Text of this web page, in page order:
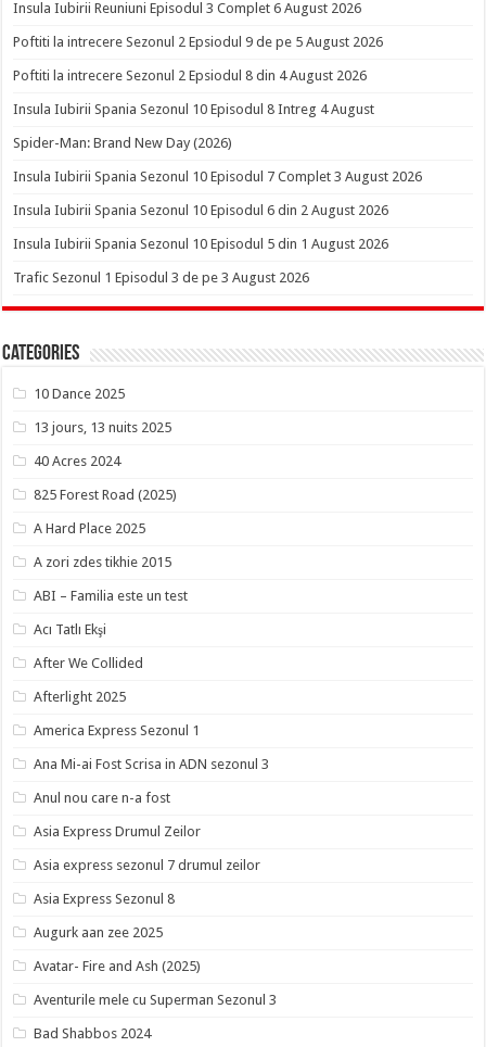
Insula Iubirii Reuniuni Episodul 3 Complet 6 August 2026
Poftiti la intrecere Sezonul 2 Epsiodul 9 de pe 5 August 2026
Poftiti la intrecere Sezonul 2 Epsiodul 8 din 4 August 2026
Insula Iubirii Spania Sezonul 10 Episodul 8 Intreg 4 August
Spider-Man: Brand New Day (2026)
Insula Iubirii Spania Sezonul 10 Episodul 7 Complet 3 August 2026
Insula Iubirii Spania Sezonul 10 Episodul 6 din 2 August 2026
Insula Iubirii Spania Sezonul 10 Episodul 5 din 1 August 2026
Trafic Sezonul 1 Episodul 3 de pe 3 August 2026
Categories
10 Dance 2025
13 jours, 13 nuits 2025
40 Acres 2024
825 Forest Road (2025)
A Hard Place 2025
A zori zdes tikhie 2015
ABI – Familia este un test
Acı Tatlı Ekşi
After We Collided
Afterlight 2025
America Express Sezonul 1
Ana Mi-ai Fost Scrisa in ADN sezonul 3
Anul nou care n-a fost
Asia Express Drumul Zeilor
Asia express sezonul 7 drumul zeilor
Asia Express Sezonul 8
Augurk aan zee 2025
Avatar- Fire and Ash (2025)
Aventurile mele cu Superman Sezonul 3
Bad Shabbos 2024